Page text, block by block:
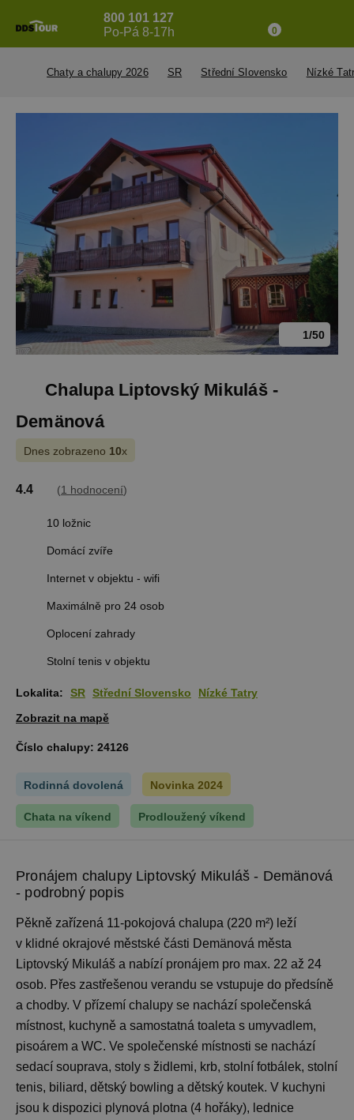
800 101 127
Po-Pá 8-17h
0
Chaty a chalupy 2026 SR Střední Slovensko Nízké
1/50
Chalupa Liptovský Mikuláš -
Demänová
Dnes zobrazeno 10x
4.4 (1 hodnocení)
10 ložnic
Domácí zvíře
Internet v objektu - wifi
Maximálně pro 24 osob
Oplocení zahrady
Stolní tenis v objektu
Lokalita: SR Střední Slovensko
Nízké Tatry
Zobrazit na mapě
Číslo chalupy: 24126
Rodinná dovolená Novinka 2024
Chata na víkend Prodloužený víkend
Pronájem chalupy Liptovský Mikuláš - Demänová
- podrobný popis
Pěkně zařízená 11-pokojová chalupa (220 m²) leží
v klidné okrajové městské části Demänová města
Liptovský Mikuláš a nabízí pronájem pro max. 22 až 24
osob. Přes zastřešenou verandu se vstupuje do předsíně
a chodby. V přízemí chalupy se nachází společenská
místnost, kuchyně a samostatná toaleta s umyvadlem,
pisoárem a WC. Ve společenské místnosti se nachází
sedací souprava, stoly s židlemi, krb, stolní fotbálek, stolní
tenis, biliard, dětský bowling a dětský koutek. V kuchyni
jsou k dispozici plynová plotna (4 hořáky), lednice